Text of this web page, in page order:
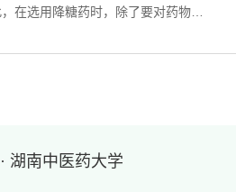
在选用降糖药时，除了要对药物…
· 湖南中医药大学